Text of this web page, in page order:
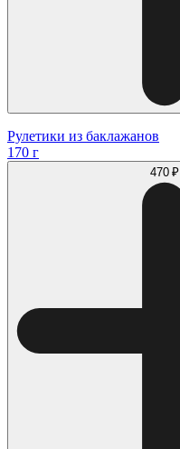
Рулетики из баклажанов
170 г
470 ₽